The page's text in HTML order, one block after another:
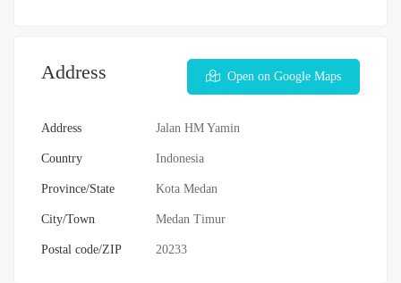
Address Open on Google Maps
Address Jalan HM Yamin
Country Indonesia
Province/State Kota Medan
City/Town Medan Timur
Postal code/ZIP 20233